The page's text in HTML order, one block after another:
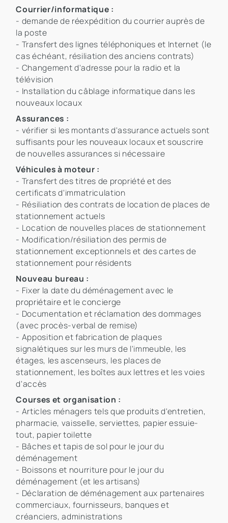
Courrier/informatique :
- demande de réexpédition du courrier auprès de
la poste
- Transfert des lignes téléphoniques et Internet (le
cas échéant, résiliation des anciens contrats)
- Changement d'adresse pour la radio et la
télévision
- Installation du câblage informatique dans les
nouveaux locaux
Assurances :
- vérifier si les montants d'assurance actuels sont
suffisants pour les nouveaux locaux et souscrire
de nouvelles assurances si nécessaire
Véhicules à moteur :
- Transfert des titres de propriété et des
certificats d'immatriculation
- Résiliation des contrats de location de places de
stationnement actuels
- Location de nouvelles places de stationnement
- Modification/résiliation des permis de
stationnement exceptionnels et des cartes de
stationnement pour résidents
Nouveau bureau :
- Fixer la date du déménagement avec le
propriétaire et le concierge
- Documentation et réclamation des dommages
(avec procès-verbal de remise)
- Apposition et fabrication de plaques
signalétiques sur les murs de l'immeuble, les
étages, les ascenseurs, les places de
stationnement, les boîtes aux lettres et les voies
d'accès
Courses et organisation :
- Articles ménagers tels que produits d'entretien,
pharmacie, vaisselle, serviettes, papier essuie-
tout, papier toilette
- Bâches et tapis de sol pour le jour du
déménagement
- Boissons et nourriture pour le jour du
déménagement (et les artisans)
- Déclaration de déménagement aux partenaires
commerciaux, fournisseurs, banques et
créanciers, administrations